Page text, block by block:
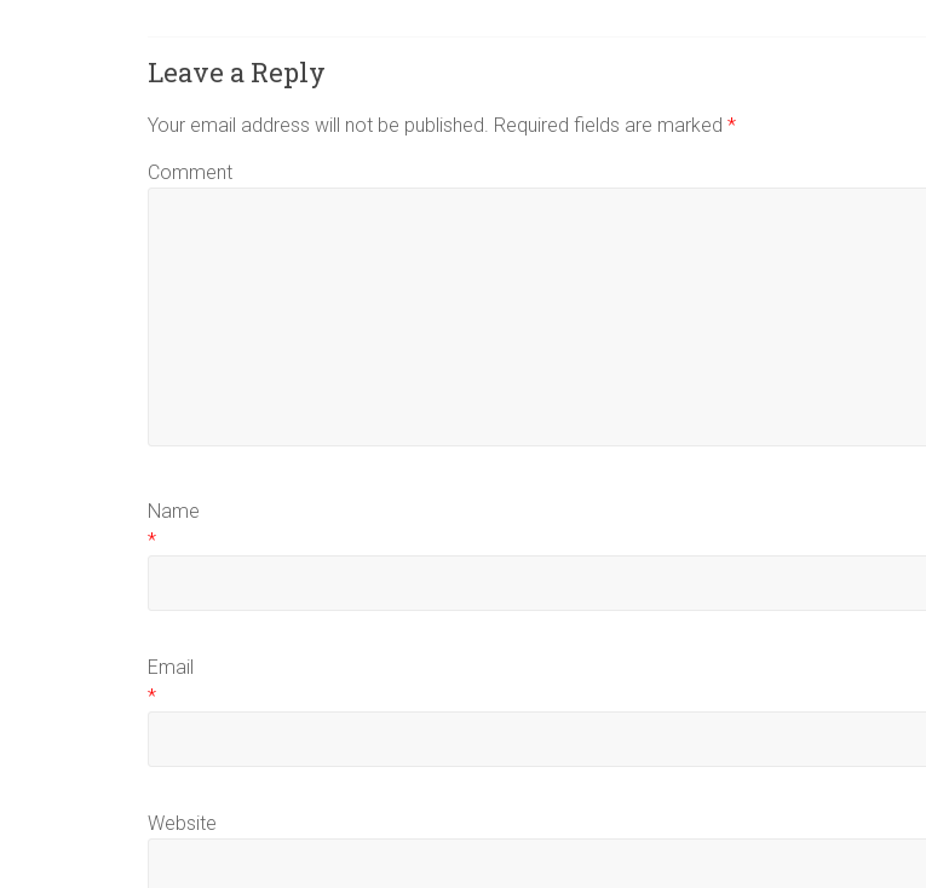
Leave a Reply
Your email address will not be published. Required fields are marked *
Comment
Name
*
Email
*
Website